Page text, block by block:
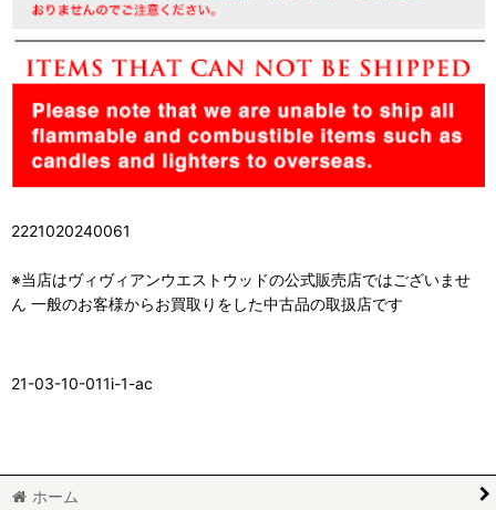
2221020240061
※当店はヴィヴィアンウエストウッドの公式販売店ではございませ
ん 一般のお客様からお買取りをした中古品の取扱店です
21-03-10-011i-1-ac
ホーム